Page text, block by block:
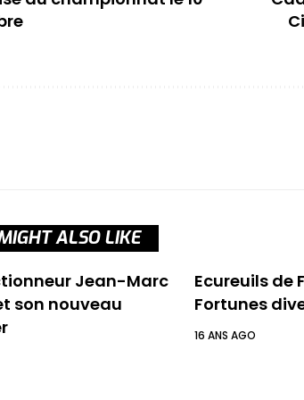
ALSO LIKE
Jean-Marc
son nouveau
Ecureuils de
Fortunes
16 ANS AGO